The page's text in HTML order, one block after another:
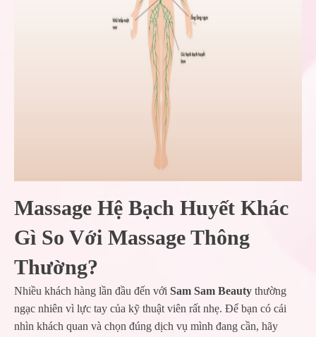
Massage Hệ Bạch Huyết Khác
Gì So Với Massage Thông
Thường?
Nhiều khách hàng lần đầu đến với Sam Sam Beauty thường
ngạc nhiên vì lực tay của kỹ thuật viên rất nhẹ. Để bạn có cái
nhìn khách quan và chọn đúng dịch vụ mình đang cần, hãy